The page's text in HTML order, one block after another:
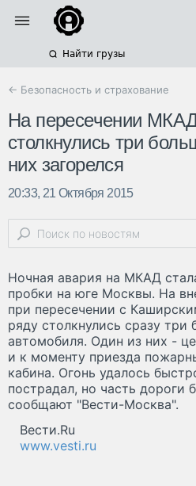
Найти грузы
← Безопасность и страхование
На пересечении
столкнулись три
них загорелся
20:33, 21 Октября 2015
Ночная авария на МКАД
пробки на юге Москвы. На
при пересечении с
ряду столкнулись сразу три
автомобиля. Один из них -
и к моменту приезда
кабина. Огонь удалось
пострадал, но часть дороги
сообщают "Вести-Москва".
Вести.Ru
www.vesti.ru